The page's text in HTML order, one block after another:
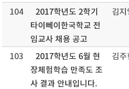
104
2017학년도 2학기
타이뻬이한국학교 전
임교사 채용 공고
김지
103
2017학년도 6월 현
장체험학습 만족도 조
사 결과 안내입니다.
김주